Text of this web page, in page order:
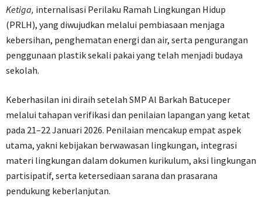
Ketiga, internalisasi Perilaku Ramah Lingkungan Hidup
(PRLH), yang diwujudkan melalui pembiasaan menjaga
kebersihan, penghematan energi dan air, serta pengurangan
penggunaan plastik sekali pakai yang telah menjadi budaya
sekolah.
Keberhasilan ini diraih setelah SMP Al Barkah Batuceper
melalui tahapan verifikasi dan penilaian lapangan yang ketat
pada 21–22 Januari 2026. Penilaian mencakup empat aspek
utama, yakni kebijakan berwawasan lingkungan, integrasi
materi lingkungan dalam dokumen kurikulum, aksi lingkungan
partisipatif, serta ketersediaan sarana dan prasarana
pendukung keberlanjutan.